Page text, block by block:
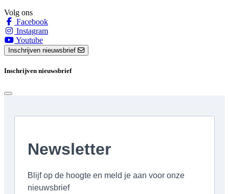
Volg ons
Facebook
Instagram
Youtube
Inschrijven nieuwsbrief
Inschrijven nieuwsbrief